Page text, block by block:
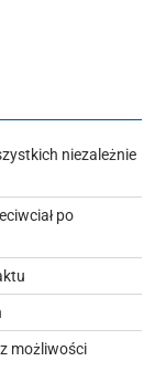
niezależnie
po
możliwości